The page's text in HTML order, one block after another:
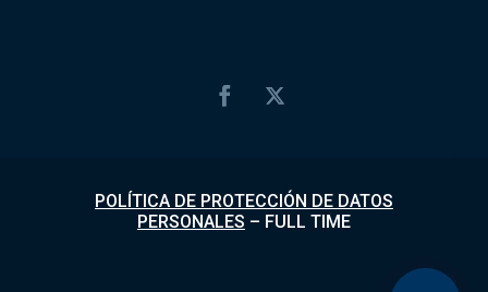
POLÍTICA DE PROTECCIÓN DE DATOS
PERSONALES – FULL TIME